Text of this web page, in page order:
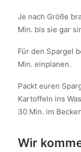
Je nach Größe
Min. bis sie gar
Für den Spargel
Min. einplanen.
Packt euren
Kartoffeln ins
30 Min. im
Wir